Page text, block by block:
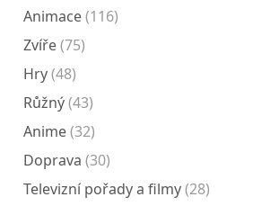
Animace(116)
Zvíře(75)
Hry(48)
Růžný(43)
Anime(32)
Doprava (30)
Televizní pořady a filmy(28)